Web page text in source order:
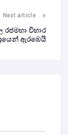
Next article
රජමහා විහාර
ඇරඹෙයි